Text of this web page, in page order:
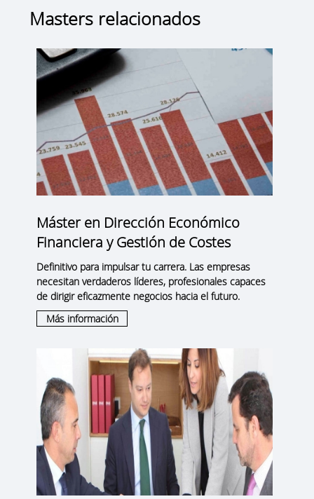
Masters relacionados
Máster en Dirección Económico
Financiera y Gestión de Costes
Definitivo para impulsar tu carrera. Las empresas
necesitan verdaderos líderes, profesionales capaces
de dirigir eficazmente negocios hacia el futuro.
Más información